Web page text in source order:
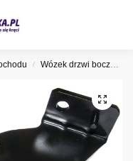
/ Wózek drzwi bocznych Citroen